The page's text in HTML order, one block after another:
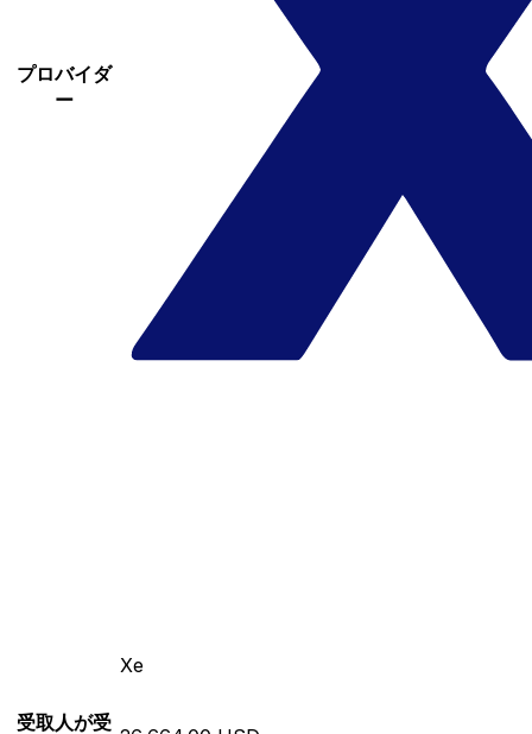
プロバイダ
ー
Xe
受取人が受